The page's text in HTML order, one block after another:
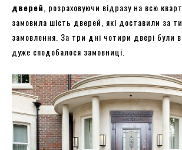
дверей , розраховуючи відразу на всю
замовила шість дверей, які доставили за
замовлення. За три дні чотири двері були
дуже сподобалося замовниці.